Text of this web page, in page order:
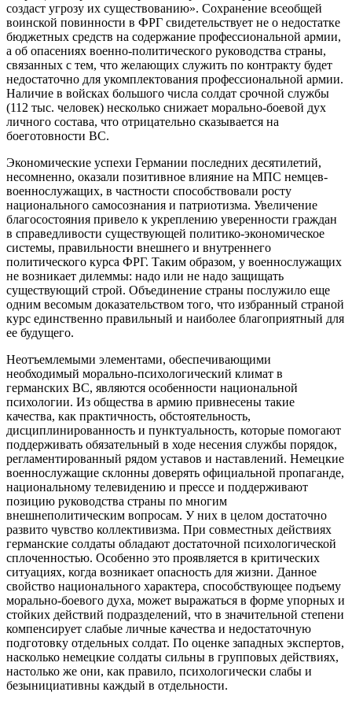
создаст угрозу их существованию». Сохранение всеобщей
воинской повинности в ФРГ свидетельствует не о недостатке
бюджетных средств на содержание профессиональной армии,
а об опасениях военно-политического руководства страны,
связанных с тем, что желающих служить по контракту будет
недостаточно для укомплектования профессиональной армии.
Наличие в войсках большого числа солдат срочной службы
(112 тыс. человек) несколько снижает морально-боевой дух
личного состава, что отрицательно сказывается на
боеготовности ВС.
Экономические успехи Германии последних десятилетий,
несомненно, оказали позитивное влияние на МПС немцев-
военнослужащих, в частности способствовали росту
национального самосознания и патриотизма. Увеличение
благосостояния привело к укреплению уверенности граждан
в справедливости существующей политико-экономическое
системы, правильности внешнего и внутреннего
политического курса ФРГ. Таким образом, у военнослужащих
не возникает дилеммы: надо или не надо защищать
существующий строй. Объединение страны послужило еще
одним весомым доказательством того, что избранный страной
курс единственно правильный и наиболее благоприятный для
ее будущего.
Неотъемлемыми элементами, обеспечивающими
необходимый морально-психологический климат в
германских ВС, являются особенности национальной
психологии. Из общества в армию привнесены такие
качества, как практичность, обстоятельность,
дисциплинированность и пунктуальность, которые помогают
поддерживать обязательный в ходе несения службы порядок,
регламентированный рядом уставов и наставлений. Немецкие
военнослужащие склонны доверять официальной пропаганде,
национальному телевидению и прессе и поддерживают
позицию руководства страны по многим
внешнеполитическим вопросам. У них в целом достаточно
развито чувство коллективизма. При совместных действиях
германские солдаты обладают достаточной психологической
сплоченностью. Особенно это проявляется в критических
ситуациях, когда возникает опасность для жизни. Данное
свойство национального характера, способствующее подъему
морально-боевого духа, может выражаться в форме упорных и
стойких действий подразделений, что в значительной степени
компенсирует слабые личные качества и недостаточную
подготовку отдельных солдат. По оценке западных экспертов,
насколько немецкие солдаты сильны в групповых действиях,
настолько же они, как правило, психологически слабы и
безынициативны каждый в отдельности.